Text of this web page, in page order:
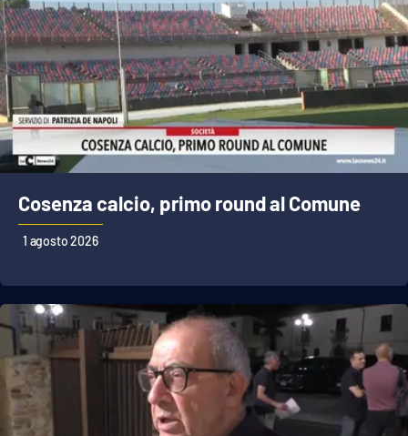
Cosenza calcio, primo round al Comune
1 agosto 2026